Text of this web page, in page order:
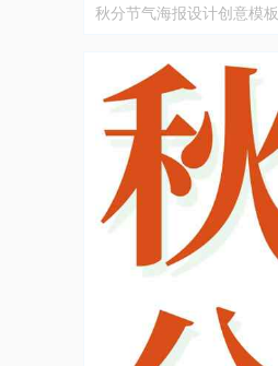
秋分节气海报设计创意模板